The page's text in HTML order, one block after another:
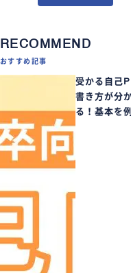
RECOMMEND
おすすめ記事
受かる自己
書き方が分
る！基本を